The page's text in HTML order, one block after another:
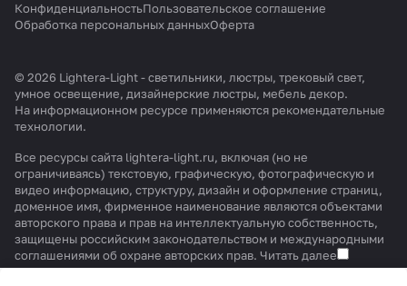
КонфиденциальностьПользовательское соглашение
Обработка персональных данныхОферта
© 2026 Lightera-Light - светильники, люстры, трековый свет,
умное освещение, дизайнерские люстры, мебель декор.
На информационном ресурсе применяются рекомендательные
технологии.
Все ресурсы сайта lightera-light.ru, включая (но не
ограничиваясь) текстовую, графическую, фотографическую и
видео информацию, структуру, дизайн и оформление страниц,
доменное имя, фирменное наименование являются объектами
авторского права и прав на интеллектуальную собственность,
защищены российским законодательством и международными
соглашениями об охране авторских прав. Читать далее